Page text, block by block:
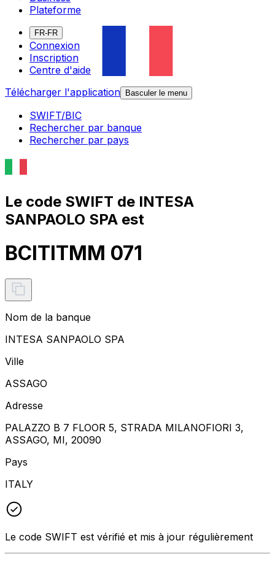
Plateforme
FR-FR
Connexion
Inscription
Centre d'aide
Télécharger l'application
Basculer le menu
SWIFT/BIC
Rechercher par banque
Rechercher par pays
Le code SWIFT de INTESA
SANPAOLO SPA est
BCITITMM 071
Nom de la banque
INTESA SANPAOLO SPA
Ville
ASSAGO
Adresse
PALAZZO B 7 FLOOR 5, STRADA MILANOFIORI 3,
ASSAGO, MI, 20090
Pays
ITALY
Le code SWIFT est vérifié et mis à jour régulièrement